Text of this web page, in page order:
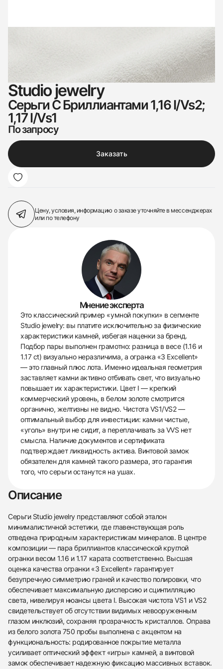
Studio jewelry
Серьги С Бриллиантами 1,16 I/Vs2;
1,17 I/Vs1
По запросу
Заказать
Цену, условия, информацию о заказеуточняйте в мессенджерах
или по телефону
Мнение эксперта
Это классический пример «умной покупки» в сегменте
Studio jewelry: вы платите исключительно за физические
характеристики камней, избегая наценки за бренд.
Подбор пары выполнен грамотно: разница в весе (1.16 и
1.17 ct) визуально неразличима, а огранка «3 Excellent»
— это главный плюс лота. Именно идеальная геометрия
заставляет камни активно отбивать свет, что визуально
повышает их характеристики. Цвет I — крепкий
коммерческий уровень, в белом золоте смотрится
органично, желтизны не видно. Чистота VS1/VS2 —
оптимальный выбор для инвестиции: камни чистые,
«уголь» внутри не сидит, а переплачивать за VVS нет
смысла. Наличие документов и сертификата
подтверждает ликвидность актива. Винтовой замок
обязателен для камней такого размера, это гарантия
того, что серьги останутся на ушах.
Описание
Серьги Studio jewelry представляют собой эталон
минималистичной эстетики, где главенствующая роль
отведена природным характеристикам минералов. В центре
композиции — пара бриллиантов классической круглой
огранки весом 1.16 и 1.17 карата соответственно. Высшая
оценка качества огранки «3 Excellent» гарантирует
безупречную симметрию граней и качество полировки, что
обеспечивает максимальную дисперсию и сцинтилляцию
света, нивелируя нюансы цвета I. Высокая чистота VS1 и VS2
свидетельствует об отсутствии видимых невооруженным
глазом инклюзий, сохраняя прозрачность кристаллов. Оправа
из белого золота 750 пробы выполнена с акцентом на
функциональность: родированное покрытие металла
усиливает оптический эффект «игры» камней, а винтовой
замок обеспечивает надежную фиксацию массивных вставок.